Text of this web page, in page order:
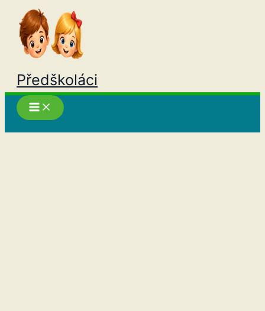
Přeskočit
obsah
Předškoláci